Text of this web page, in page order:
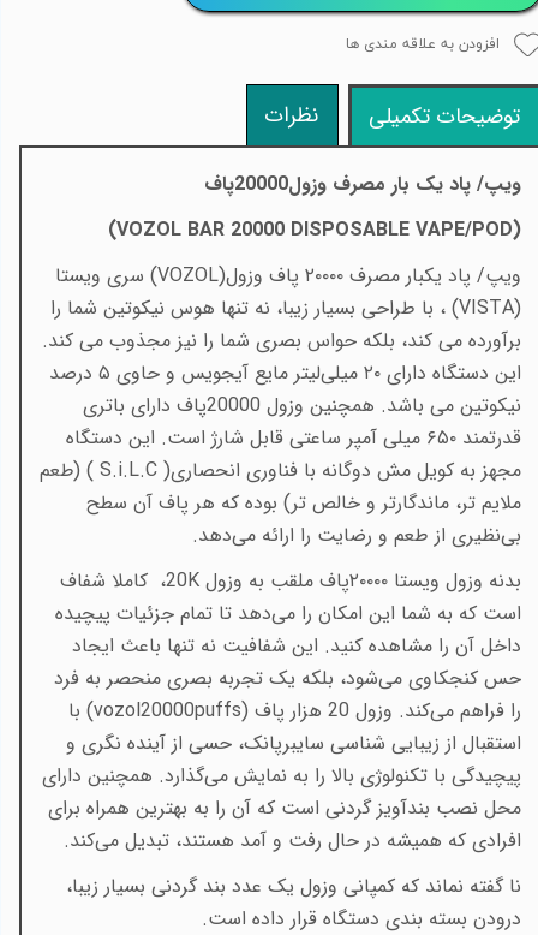
افزودن به علاقه مندی ها
توضیحات تکمیلی نظرات
ویپ/ پاد یک بار مصرف وزول20000پاف
(VOZOL BAR 20000 DISPOSABLE VAPE/POD)
ویپ/ پاد یکبار مصرف ۲۰۰۰۰پاف وزول(VOZOL) سری ویستا
(
VISTA
) ، با طراحی بسیار زیبا، نه تنها هوس نیکوتین شما را
برآورده می کند، بلکه حواس بصری شما را نیز مجذوب می کند.
این دستگاه دارای ۲۰میلی‌لیتر مایع آیجویس و حاوی ۵درصد
نیکوتین می باشد. همچنین وزول 20000پاف دارای باتری
قدرتمند ۶۵۰ میلی آمپر ساعتی قابل شارژ است. این دستگاه
مجهز به کویل مش دوگانه با فناوری انحصاری(S.i.L.C ) (طعم
ملایم تر، ماندگارتر و خالص تر) بوده که هر پاف آن سطح
بی‌نظیری از طعم و رضایت را ارائه می‌دهد.
بدنه وزول ویستا ۲۰۰۰۰پاف ملقب به وزول 20K، کاملا شفاف
است که به شما این امکان را می‌دهد تا تمام جزئیات پیچیده
داخل آن را مشاهده کنید. این شفافیت نه تنها باعث ایجاد
حس کنجکاوی می‌شود، بلکه یک تجربه بصری منحصر به فرد
را فراهم می‌کند. وزول 20 هزار پاف (
vozol20000puffs
)با
استقبال از زیبایی شناسی سایبرپانک، حسی از آینده نگری و
پیچیدگی با تکنولوژی بالا را به نمایش می‌گذارد. همچنین دارای
محل نصب بندآویز گردنی است که آن را به بهترین همراه برای
افرادی که همیشه در حال رفت و آمد هستند، تبدیل می‌کند.
نا گفته نماند که کمپانی وزول یک عدد بند گردنی بسیار زیبا،
درودن بسته بندی دستگاه قرار داده است.